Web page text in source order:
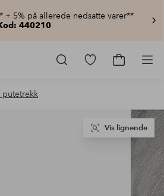
5% på allerede nedsatte varer**
440210
Gå
Gå
putetrekk
Vis lignende